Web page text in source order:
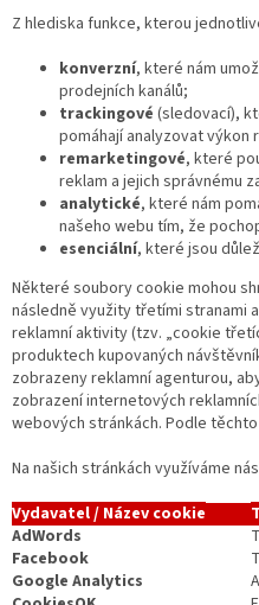
Z hlediska funkce, kterou
konverzní, které nám
prodejních kanálů;
trackingové (sledovací),
pomáhají analyzovat výkon
remarketingové, které
reklam a jejich správnému
analytické, které nám
našeho webu tím, že
esenciální, které jsou
Některé soubory cookie mohou
následně využity třetími stranami
reklamní aktivity (tzv. „cookie
produktech kupovaných
zobrazeny reklamní agenturou,
zobrazení internetových
webových stránkách. Podle
Na našich stránkách využíváme
Vydavatel / Název cookie
AdWords
Facebook
Google Analytics